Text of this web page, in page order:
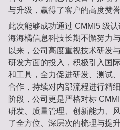
与升级，赢得了客户的高度赞誉
此次能够成功通过 CMMI5 级
海海橘信息科技长期不懈努力
以来，公司高度重视技术研发
研发方面的投入，积极引入国
和工具，全力促进研发、测试
合作，持续对内部流程进行精
阶段，公司更是严格对标
研发、质量管理、创新能力、
了全方位、深层次的梳理与提